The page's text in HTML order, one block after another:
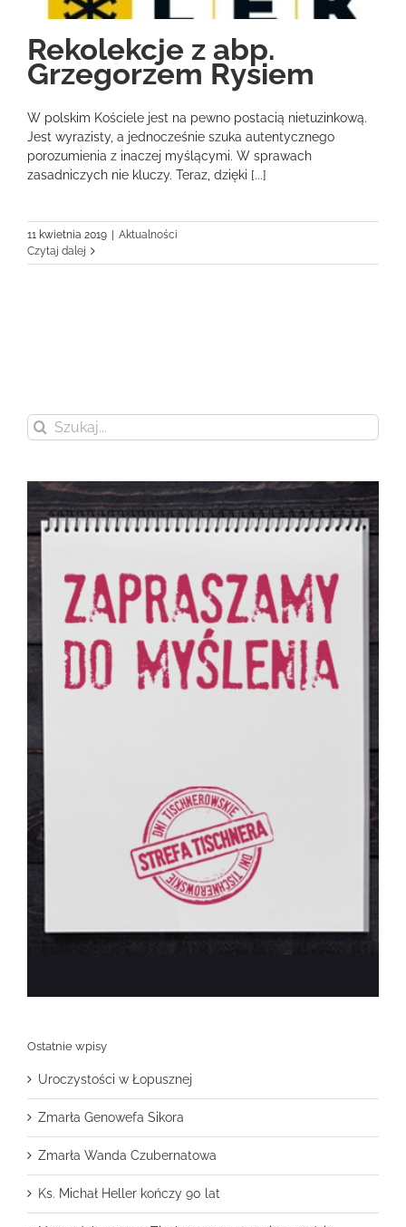
Rekolekcje z abp.
Grzegorzem Rysiem
W polskim Kościele jest na pewno postacią nietuzinkową.
Jest wyrazisty, a jednocześnie szuka autentycznego
porozumienia z inaczej myślącymi. W sprawach
zasadniczych nie kluczy. Teraz, dzięki [...]
11 kwietnia 2019
Aktualności
Czytaj dalej
Szukaj
Ostatnie wpisy
Uroczystości w Łopusznej
Zmarła Genowefa Sikora
Zmarła Wanda Czubernatowa
Ks. Michał Heller kończy 90 lat